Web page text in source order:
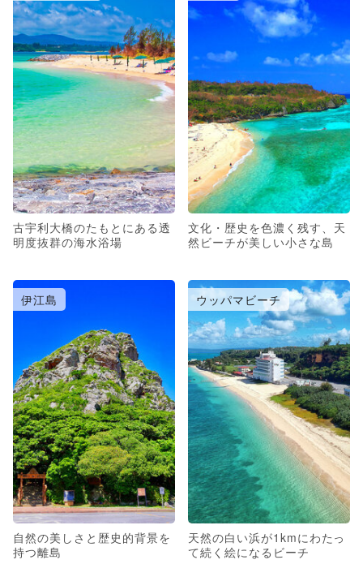
古宇利大橋のたもとにある透
明度抜群の海水浴場
文化・歴史を色濃く残す、天
然ビーチが美しい小さな島
伊江島
自然の美しさと歴史的背景を
持つ離島
ウッパマビーチ
天然の白い浜が1kmにわたっ
て続く絵になるビーチ